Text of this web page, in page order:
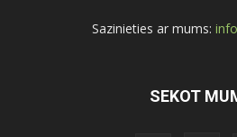
Sazinieties ar mums:
SEKOT